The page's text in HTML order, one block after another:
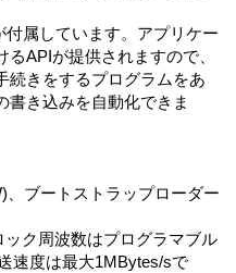
属しています。アプリケー
APIが提供されますので、
続きをするプログラムをあ
書き込みを自動化できま
、ブートストラップローダー
ク周波数はプログラマブル
速度は最大1MBytes/sで